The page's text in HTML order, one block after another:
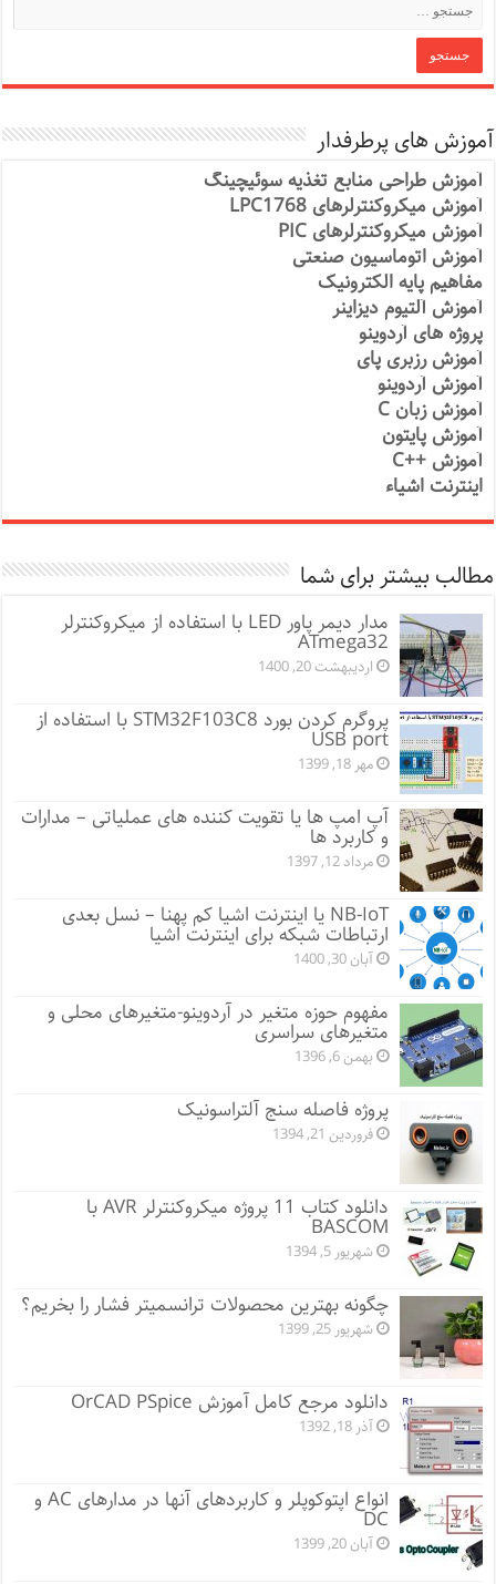
آموزش های پرطرفدار
آموزش طراحی منابع تغذیه سوئیچینگ
آموزش میکروکنترلرهای LPC1768
آموزش میکروکنترلرهای PIC
آموزش اتوماسیون صنعتی
مفاهیم پایه الکترونیک
آموزش آلتیوم دیزاینر
پروژه های آردوینو
آموزش رزبری پای
آموزش آردوینو
آموزش زبان C
آموزش پایتون
آموزش ++C
اینترنت اشیاء
مطالب بیشتر برای شما
مدار دیمر پاور LED با استفاده از میکروکنترلر
ATmega32
اردیبهشت 20, 1400
پروگرم کردن بورد STM32F103C8 با استفاده از
USB port
مهر 18, 1399
آپ امپ ها یا تقویت کننده های عملیاتی – مدارات
و کاربرد ها
مرداد 12, 1397
NB-IoT یا اینترنت اشیا کم پهنا – نسل بعدی
ارتباطات شبکه برای اینترنت اشیا
آبان 30, 1400
مفهوم حوزه متغیر در آردوینو-متغیرهای محلی و
متغیرهای سراسری
بهمن 6, 1396
پروژه فاصله سنج آلتراسونیک
فروردین 21, 1394
دانلود کتاب 11 پروژه میکروکنترلر AVR با
BASCOM
شهریور 5, 1394
چگونه بهترین محصولات ترانسمیتر فشار را بخریم؟
شهریور 25, 1399
دانلود مرجع کامل آموزش OrCAD PSpice
آذر 18, 1392
انواع اپتوکوپلر و کاربردهای آنها در مدارهای AC و
DC
آبان 20, 1399